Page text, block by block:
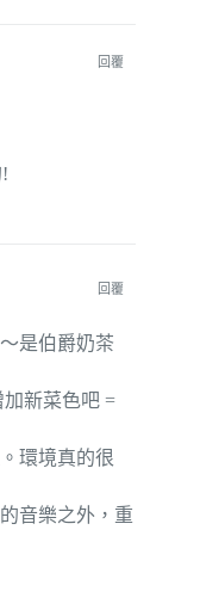
回覆
回覆
是伯爵奶茶
新菜色吧 =
環境真的很
音樂之外，重